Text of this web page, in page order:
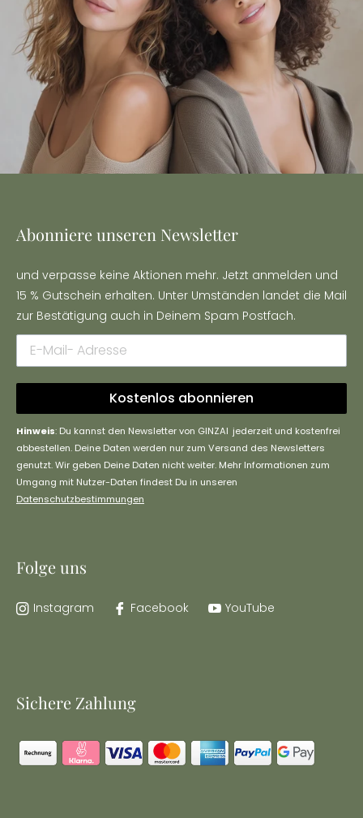
Abonniere unseren Newsletter
und verpasse keine Aktionen mehr. Jetzt anmelden und
15 % Gutschein erhalten. Unter Umständen landet die Mail
zur Bestätigung auch in Deinem Spam Postfach.
Kostenlos abonnieren
Hinweis: Du kannst den Newsletter von GINZAI jederzeit und kostenfrei
abbestellen. Deine Daten werden nur zum Versand des Newsletters
genutzt. Wir geben Deine Daten nicht weiter. Mehr Informationen zum
Umgang mit Nutzer-Daten findest Du in unseren
Datenschutzbestimmungen
Folge uns
Instagram Facebook YouTube
Sichere Zahlung